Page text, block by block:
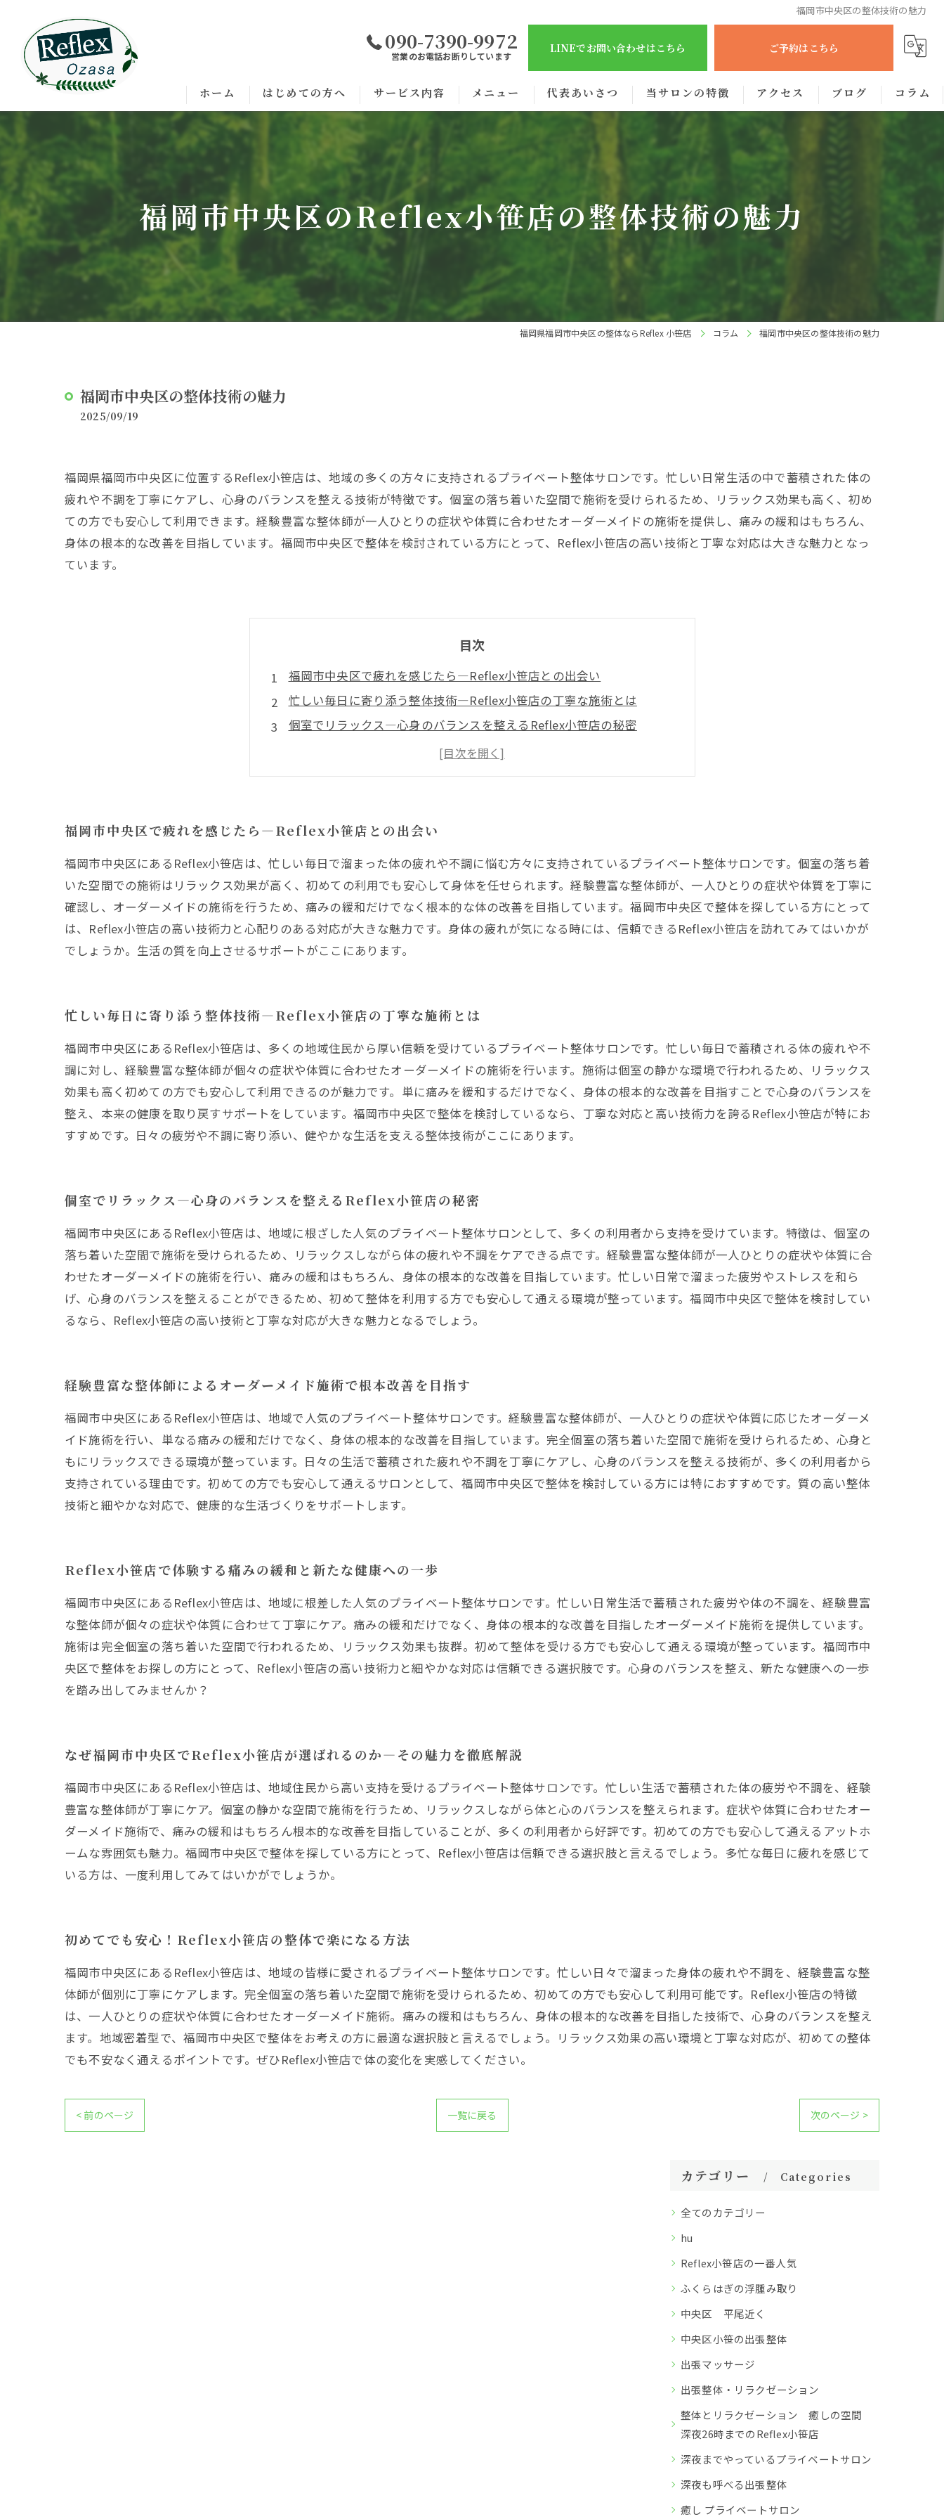
福岡市中央区の整体技術の魅力
090-7390-9972
営業のお電話お断りしています
LINEでお問い合わせはこちら ご予約はこちら
ホーム はじめての方へ サービス内容 メニュー 代表あいさつ 当サロンの特徴
眼精疲労
アクセス ブログ コラム
福岡市中央区のReflex小笹店の整体技術の魅力
福岡県福岡市中央区の整体ならReflex 小笹店 コラム 福岡市中央区の整体技術の魅力
福岡市中央区の整体技術の魅力
2025/09/19
福岡県福岡市中央区に位置するReflex小笹店は、地域の多くの方々に支持されるプライベート整体サロンです。忙しい日常生活の中で蓄積された体の
疲れや不調を丁寧にケアし、心身のバランスを整える技術が特徴です。個室の落ち着いた空間で施術を受けられるため、リラックス効果も高く、初め
ての方でも安心して利用できます。経験豊富な整体師が一人ひとりの症状や体質に合わせたオーダーメイドの施術を提供し、痛みの緩和はもちろん、
身体の根本的な改善を目指しています。福岡市中央区で整体を検討されている方にとって、Reflex小笹店の高い技術と丁寧な対応は大きな魅力となっ
ています。
目次
福岡市中央区で疲れを感じたら—Reflex小笹店との出会い
忙しい毎日に寄り添う整体技術—Reflex小笹店の丁寧な施術とは
個室でリラックス—心身のバランスを整えるReflex小笹店の秘密
経験豊富な整体師によるオーダーメイド施術で根本改善を目指す
Reflex小笹店で体験する痛みの緩和と新たな健康への一歩
初めてでも安心！Reflex小笹店の整体で楽になる方法
福岡市中央区で疲れを感じたら—Reflex小笹店との出会い
福岡市中央区にあるReflex小笹店は、忙しい毎日で溜まった体の疲れや不調に悩む方々に支持されているプライベート整体サロンです。個室の落ち着
いた空間での施術はリラックス効果が高く、初めての利用でも安心して身体を任せられます。経験豊富な整体師が、一人ひとりの症状や体質を丁寧に
確認し、オーダーメイドの施術を行うため、痛みの緩和だけでなく根本的な体の改善を目指しています。福岡市中央区で整体を探している方にとって
は、Reflex小笹店の高い技術力と心配りのある対応が大きな魅力です。身体の疲れが気になる時には、信頼できるReflex小笹店を訪れてみてはいかが
でしょうか。生活の質を向上させるサポートがここにあります。
忙しい毎日に寄り添う整体技術—Reflex小笹店の丁寧な施術とは
福岡市中央区にあるReflex小笹店は、多くの地域住民から厚い信頼を受けているプライベート整体サロンです。忙しい毎日で蓄積される体の疲れや不
調に対し、経験豊富な整体師が個々の症状や体質に合わせたオーダーメイドの施術を行います。施術は個室の静かな環境で行われるため、リラックス
効果も高く初めての方でも安心して利用できるのが魅力です。単に痛みを緩和するだけでなく、身体の根本的な改善を目指すことで心身のバランスを
整え、本来の健康を取り戻すサポートをしています。福岡市中央区で整体を検討しているなら、丁寧な対応と高い技術力を誇るReflex小笹店が特にお
すすめです。日々の疲労や不調に寄り添い、健やかな生活を支える整体技術がここにあります。
個室でリラックス—心身のバランスを整えるReflex小笹店の秘密
福岡市中央区にあるReflex小笹店は、地域に根ざした人気のプライベート整体サロンとして、多くの利用者から支持を受けています。特徴は、個室の
落ち着いた空間で施術を受けられるため、リラックスしながら体の疲れや不調をケアできる点です。経験豊富な整体師が一人ひとりの症状や体質に合
わせたオーダーメイドの施術を行い、痛みの緩和はもちろん、身体の根本的な改善を目指しています。忙しい日常で溜まった疲労やストレスを和ら
げ、心身のバランスを整えることができるため、初めて整体を利用する方でも安心して通える環境が整っています。福岡市中央区で整体を検討してい
るなら、Reflex小笹店の高い技術と丁寧な対応が大きな魅力となるでしょう。
経験豊富な整体師によるオーダーメイド施術で根本改善を目指す
福岡市中央区にあるReflex小笹店は、地域で人気のプライベート整体サロンです。経験豊富な整体師が、一人ひとりの症状や体質に応じたオーダーメ
イド施術を行い、単なる痛みの緩和だけでなく、身体の根本的な改善を目指しています。完全個室の落ち着いた空間で施術を受けられるため、心身と
もにリラックスできる環境が整っています。日々の生活で蓄積された疲れや不調を丁寧にケアし、心身のバランスを整える技術が、多くの利用者から
支持されている理由です。初めての方でも安心して通えるサロンとして、福岡市中央区で整体を検討している方には特におすすめです。質の高い整体
技術と細やかな対応で、健康的な生活づくりをサポートします。
Reflex小笹店で体験する痛みの緩和と新たな健康への一歩
福岡市中央区にあるReflex小笹店は、地域に根差した人気のプライベート整体サロンです。忙しい日常生活で蓄積された疲労や体の不調を、経験豊富
な整体師が個々の症状や体質に合わせて丁寧にケア。痛みの緩和だけでなく、身体の根本的な改善を目指したオーダーメイド施術を提供しています。
施術は完全個室の落ち着いた空間で行われるため、リラックス効果も抜群。初めて整体を受ける方でも安心して通える環境が整っています。福岡市中
央区で整体をお探しの方にとって、Reflex小笹店の高い技術力と細やかな対応は信頼できる選択肢です。心身のバランスを整え、新たな健康への一歩
を踏み出してみませんか？
なぜ福岡市中央区でReflex小笹店が選ばれるのか—その魅力を徹底解説
福岡市中央区にあるReflex小笹店は、地域住民から高い支持を受けるプライベート整体サロンです。忙しい生活で蓄積された体の疲労や不調を、経験
豊富な整体師が丁寧にケア。個室の静かな空間で施術を行うため、リラックスしながら体と心のバランスを整えられます。症状や体質に合わせたオー
ダーメイド施術で、痛みの緩和はもちろん根本的な改善を目指していることが、多くの利用者から好評です。初めての方でも安心して通えるアットホ
ームな雰囲気も魅力。福岡市中央区で整体を探している方にとって、Reflex小笹店は信頼できる選択肢と言えるでしょう。多忙な毎日に疲れを感じて
いる方は、一度利用してみてはいかがでしょうか。
初めてでも安心！Reflex小笹店の整体で楽になる方法
福岡市中央区にあるReflex小笹店は、地域の皆様に愛されるプライベート整体サロンです。忙しい日々で溜まった身体の疲れや不調を、経験豊富な整
体師が個別に丁寧にケアします。完全個室の落ち着いた空間で施術を受けられるため、初めての方でも安心して利用可能です。Reflex小笹店の特徴
は、一人ひとりの症状や体質に合わせたオーダーメイド施術。痛みの緩和はもちろん、身体の根本的な改善を目指した技術で、心身のバランスを整え
ます。地域密着型で、福岡市中央区で整体をお考えの方に最適な選択肢と言えるでしょう。リラックス効果の高い環境と丁寧な対応が、初めての整体
でも不安なく通えるポイントです。ぜひReflex小笹店で体の変化を実感してください。
< 前のページ 一覧に戻る 次のページ >
カテゴリー Categories
全てのカテゴリー
hu
Reflex小笹店の一番人気
ふくらはぎの浮腫み取り
中央区 平尾近く
中央区小笹の出張整体
出張マッサージ
出張整体・リラクゼーション
整体とリラクゼーション 癒しの空間
深夜26時までのReflex小笹店
深夜までやっているプライベートサロン
深夜も呼べる出張整体
癒し プライベートサロン